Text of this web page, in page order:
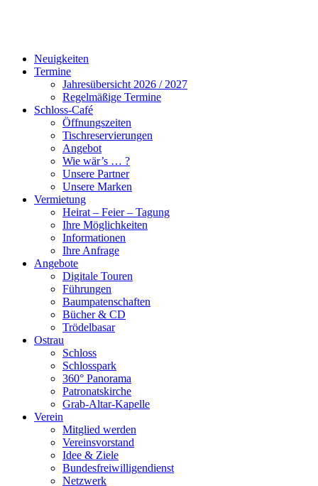
Neuigkeiten
Termine
Jahresübersicht 2026 / 2027
Regelmäßige Termine
Schloss-Café
Öffnungszeiten
Tischreservierungen
Angebot
Wie wär’s … ?
Unsere Partner
Unsere Marken
Vermietung
Heirat – Feier – Tagung
Ihre Möglichkeiten
Informationen
Ihre Anfrage
Angebote
Digitale Touren
Führungen
Baumpatenschaften
Bücher & CD
Trödelbasar
Ostrau
Schloss
Schlosspark
360° Panorama
Patronatskirche
Grab-Altar-Kapelle
Verein
Mitglied werden
Vereinsvorstand
Idee & Ziele
Bundesfreiwilligendienst
Netzwerk